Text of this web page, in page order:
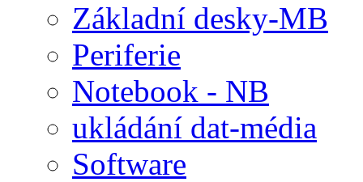
Základní desky-MB
Periferie
Notebook - NB
ukládání dat-média
Software